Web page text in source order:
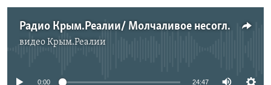
Радио Крым.Реалии/ Молчаливое несогласие. Как Израиль воспринимает политику Кремля?
видеоКрым.Реалии
0:00 24:47